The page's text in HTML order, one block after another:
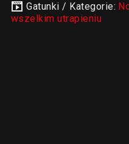
Gatunki / Kategorie:
wszelkim utrapieniu